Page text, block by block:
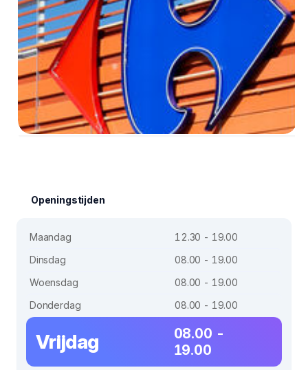
Openingstijden
Maandag
12.30 - 19.00
Dinsdag
08.00 - 19.00
Woensdag
08.00 - 19.00
Donderdag
08.00 - 19.00
Vrijdag
08.00 -
19.00